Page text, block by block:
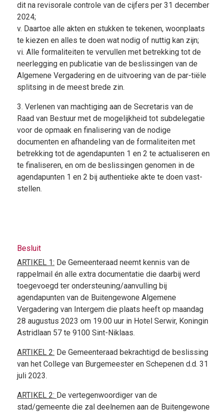
dit na revisorale controle van de cijfers per 31 december
2024;
v. Daartoe alle akten en stukken te tekenen, woonplaats
te kiezen en alles te doen wat nodig of nuttig kan zijn;
vi. Alle formaliteiten te vervullen met betrekking tot de
neerlegging en publicatie van de beslissingen van de
Algemene Vergadering en de uitvoering van de par-tiële
splitsing in de meest brede zin.
3. Verlenen van machtiging aan de Secretaris van de
Raad van Bestuur met de mogelijkheid tot subdelegatie
voor de opmaak en finalisering van de nodige
documenten en afhandeling van de formaliteiten met
betrekking tot de agendapunten 1 en 2 te actualiseren en
te finaliseren, en om de beslissingen genomen in de
agendapunten 1 en 2 bij authentieke akte te doen vast-
stellen.
Besluit
ARTIKEL 1: De Gemeenteraad neemt kennis van de
rappelmail én alle extra documentatie die daarbij werd
toegevoegd ter ondersteuning/aanvulling bij
agendapunten van de Buitengewone Algemene
Vergadering van Intergem die plaats heeft op maandag
28 augustus 2023 om 19.00 uur in Hotel Serwir, Koningin
Astridlaan 57 te 9100 Sint-Niklaas.
ARTIKEL 2: De Gemeenteraad bekrachtigd de beslissing
van het College van Burgemeester en Schepenen d.d. 31
juli 2023.
ARTIKEL 2: De vertegenwoordiger van de
stad/gemeente die zal deelnemen aan de Buitengewone